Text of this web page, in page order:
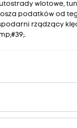
wlotowe,
podatków od
rządzący